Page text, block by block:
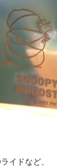
イドなど、